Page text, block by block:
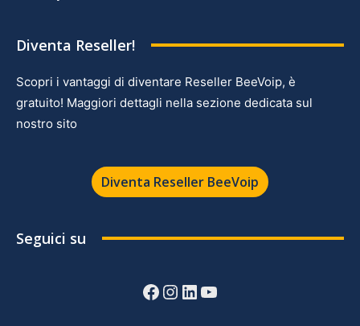
Diventa Reseller!
Scopri i vantaggi di diventare Reseller BeeVoip, è
gratuito! Maggiori dettagli nella sezione dedicata sul
nostro sito
Diventa Reseller BeeVoip
Seguici su
Facebook
Instagram
LinkedIn
YouTube